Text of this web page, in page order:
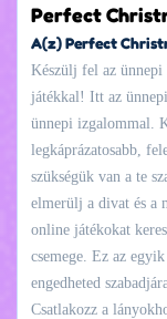
Perfect
A(z) Perfect
Készülj fel az ünnepi
játékkal! Itt az
ünnepi izgalommal.
legkáprázatosabb,
szükségük van a te
elmerülj a divat és a
online játékokat
csemege. Ez az
engedheted
Csatlakozz a